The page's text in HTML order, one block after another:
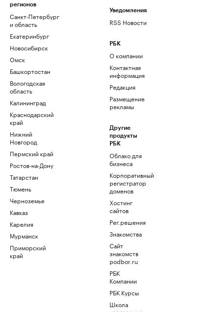
регионов
Санкт-Петербург
и область
Екатеринбург
Новосибирск
Омск
Башкортостан
Вологодская
область
Калининград
Краснодарский
край
Нижний
Новгород
Пермский край
Ростов-на-Дону
Татарстан
Тюмень
Черноземье
Кавказ
Карелия
Мурманск
Приморский
край
Уведомления
RSS Новости
РБК
О компании
Контактная
информация
Редакция
Размещение
рекламы
Другие
продукты
РБК
Облако для
бизнеса
Корпоративный
регистратор
доменов
Хостинг
сайтов
Рег.решения
Знакомства
Сайт
знакомств
podbor.ru
РБК
Компании
РБК Курсы
Школа